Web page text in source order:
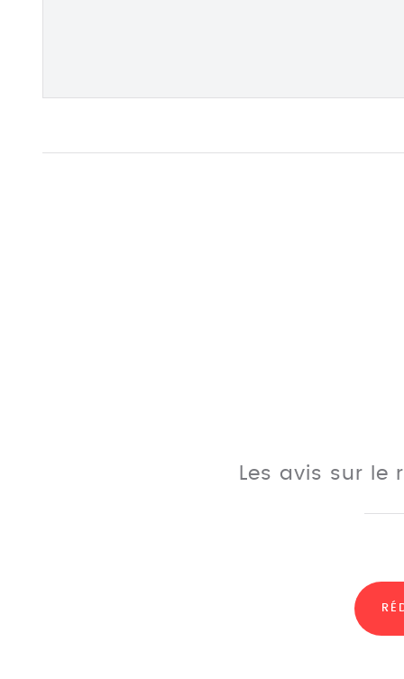
Les avis sur